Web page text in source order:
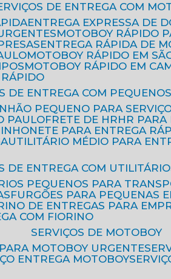
DE ENTREGA COM
ENTREGA EXPRESSA DE
MOTOBOY RÁPIDO
ENTREGA RÁPIDA DE
MOTOBOY RÁPIDO EM
MOTOBOY RÁPIDO EM
RÁPIDO
DE ENTREGA COM
PEQUENO PARA
PAULO
FRETE DE HR
HR
PARA ENTREGA
UTILITÁRIO MÉDIO PARA
DE ENTREGA COM
PEQUENOS PARA
FURGÕES PARA PEQUENAS
DE ENTREGAS PARA
COM FIORINO
SERVIÇOS DE MOTOBOY
PARA MOTOBOY URGENTE
ENTREGA MOTOBOY